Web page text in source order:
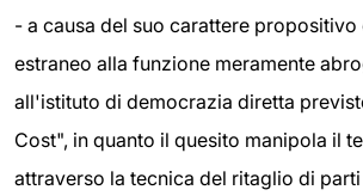
- a causa del suo carattere propositivo
estraneo alla funzione meramente
all'istituto di democrazia diretta
Cost", in quanto il quesito manipola il
attraverso la tecnica del ritaglio di